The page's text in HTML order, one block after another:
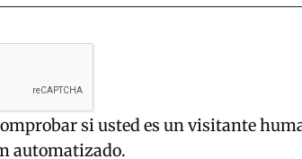
si usted es un visitante
automatizado.